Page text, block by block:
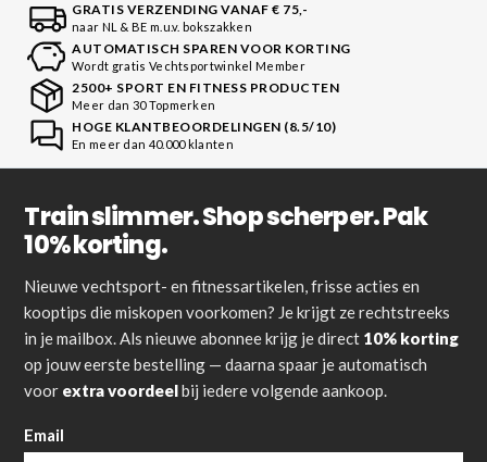
GRATIS VERZENDING VANAF € 75,-
naar NL & BE m.u.v. bokszakken
AUTOMATISCH SPAREN VOOR KORTING
Wordt gratis Vechtsportwinkel Member
2500+ SPORT EN FITNESS PRODUCTEN
Meer dan 30 Topmerken
HOGE KLANTBEOORDELINGEN (8.5/10)
En meer dan 40.000 klanten
Train slimmer. Shop scherper. Pak
10% korting.
Nieuwe vechtsport- en fitnessartikelen, frisse acties en
kooptips die miskopen voorkomen? Je krijgt ze rechtstreeks
in je mailbox. Als nieuwe abonnee krijg je direct 10% korting
op jouw eerste bestelling — daarna spaar je automatisch
voor extra voordeelbij iedere volgende aankoop.
Email